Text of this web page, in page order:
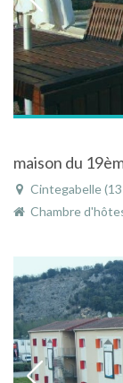
Cintegabelle
Chambre